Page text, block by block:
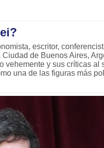
escritor,
de Buenos Aires,
vehemente y sus críticas al
una de las figuras más